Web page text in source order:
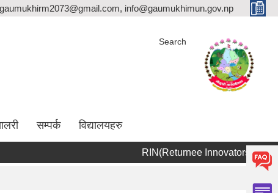
gaumukhirm2073@gmail.com, info@gaumukhimun.gov.np
Search
सम्पर्क विद्यालयहरु